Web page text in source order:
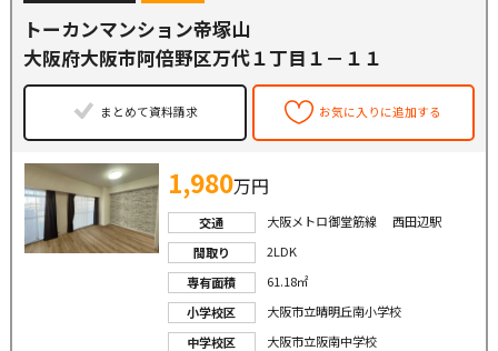
トーカンマンション帝塚山
大阪府大阪市阿倍野区万代１丁目１－１１
まとめて資料請求 お気に入りに追加する
1,980万円
交通
大阪メトロ御堂筋線 西田辺駅
間取り
2LDK
専有面積
61.18㎡
小学校区
大阪市立晴明丘南小学校
中学校区
大阪市立阪南中学校